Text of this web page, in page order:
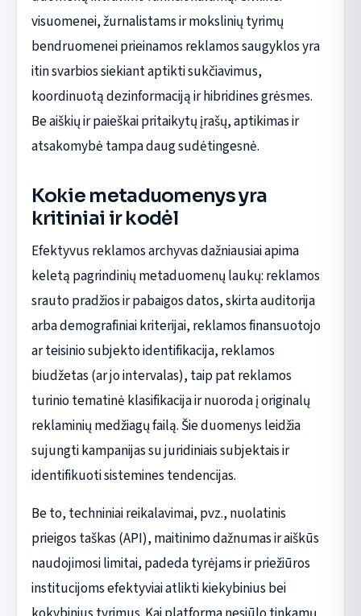
visuomenei, žurnalistams ir mokslinių tyrimų
bendruomenei prieinamos reklamos saugyklos yra
itin svarbios siekiant aptikti sukčiavimus,
koordinuotą dezinformaciją ir hibridines grėsmes.
Be aiškių ir paieškai pritaikytų įrašų, aptikimas ir
atsakomybė tampa daug sudėtingesnė.
Kokie metaduomenys yra
kritiniai ir kodėl
Efektyvus reklamos archyvas dažniausiai apima
keletą pagrindinių metaduomenų laukų: reklamos
srauto pradžios ir pabaigos datos, skirta auditorija
arba demografiniai kriterijai, reklamos finansuotojo
ar teisinio subjekto identifikacija, reklamos
biudžetas (ar jo intervalas), taip pat reklamos
turinio tematinė klasifikacija ir nuoroda į originalų
reklaminių medžiagų failą. Šie duomenys leidžia
sujungti kampanijas su juridiniais subjektais ir
identifikuoti sistemines tendencijas.
Be to, techniniai reikalavimai, pvz., nuolatinis
prieigos taškas (API), maitinimo dažnumas ir aiškūs
naudojimosi limitai, padeda tyrėjams ir priežiūros
institucijoms efektyviai atlikti kiekybinius bei